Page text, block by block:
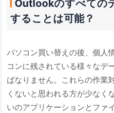
Outlookのすべての
することは可能？
パソコン買い替えの後、個人
コンに残されている様々なデ
ばなりません。これらの作業
くないと思われる方が少なく
いのアプリケーションとファ